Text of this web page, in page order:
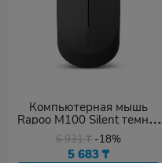
Компьютерная мышь
Rapoo M100 Silent темно-
серый
6 931₸ -18%
5 683₸